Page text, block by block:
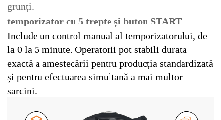
grunți.
temporizator cu 5 trepte și buton START
Include un control manual al temporizatorului, de
la 0 la 5 minute. Operatorii pot stabili durata
exactă a amestecării pentru producția standardizată
și pentru efectuarea simultană a mai multor
sarcini.